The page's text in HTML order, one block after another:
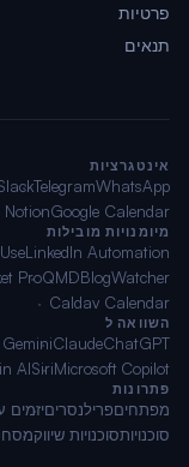
פרטיות
תנאים
אינטגרציות
WhatsApp
Telegram
Google Calendar
Notion
מיומנויות מובילות
LinkedIn Automation
BlogWatcher
QMD
Pro
Caldav Calendar
השוואה ל
ChatGPT
Claude
Microsoft Copilot
Siri
AI
פתרונות
מפתחיםפרילנסריםיזמים
סוכנויותסוכנויות שיווק